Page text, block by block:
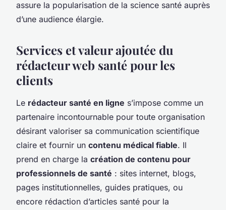
assure la popularisation de la science santé auprès
d’une audience élargie.
Services et valeur ajoutée du
rédacteur web santé pour les
clients
Le rédacteur santé en ligne s’impose comme un
partenaire incontournable pour toute organisation
désirant valoriser sa communication scientifique
claire et fournir un contenu médical fiable. Il
prend en charge la création de contenu pour
professionnels de santé : sites internet, blogs,
pages institutionnelles, guides pratiques, ou
encore rédaction d’articles santé pour la